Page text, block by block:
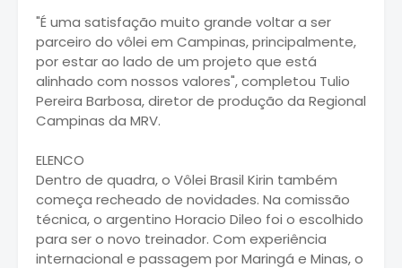
"É uma satisfação muito grande voltar a ser
parceiro do vôlei em Campinas, principalmente,
por estar ao lado de um projeto que está
alinhado com nossos valores", completou Tulio
Pereira Barbosa, diretor de produção da Regional
Campinas da MRV.
ELENCO
Dentro de quadra, o Vôlei Brasil Kirin também
começa recheado de novidades. Na comissão
técnica, o argentino Horacio Dileo foi o escolhido
para ser o novo treinador. Com experiência
internacional e passagem por Maringá e Minas, o